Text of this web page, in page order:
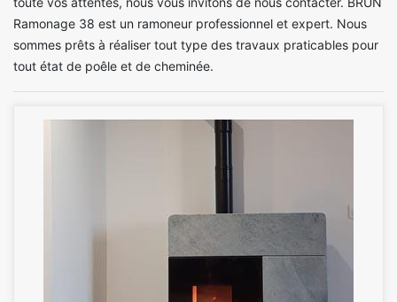
Ramonage 38 est un ramoneur professionnel et expert. Nous
sommes prêts à réaliser tout type des travaux praticables pour
tout état de poêle et de cheminée.